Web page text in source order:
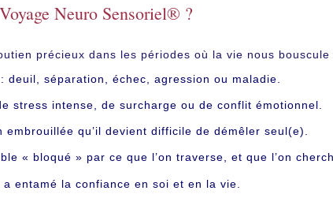
Neuro Sensoriel® ?
précieux dans les périodes où la vie nous bouscule
deuil, séparation, échec, agression ou maladie.
stress intense, de surcharge ou de conflit émotionnel.
embrouillée qu’il devient difficile de démêler seul(e).
« bloqué » par ce que l’on traverse, et que l’on
a entamé la confiance en soi et en la vie.